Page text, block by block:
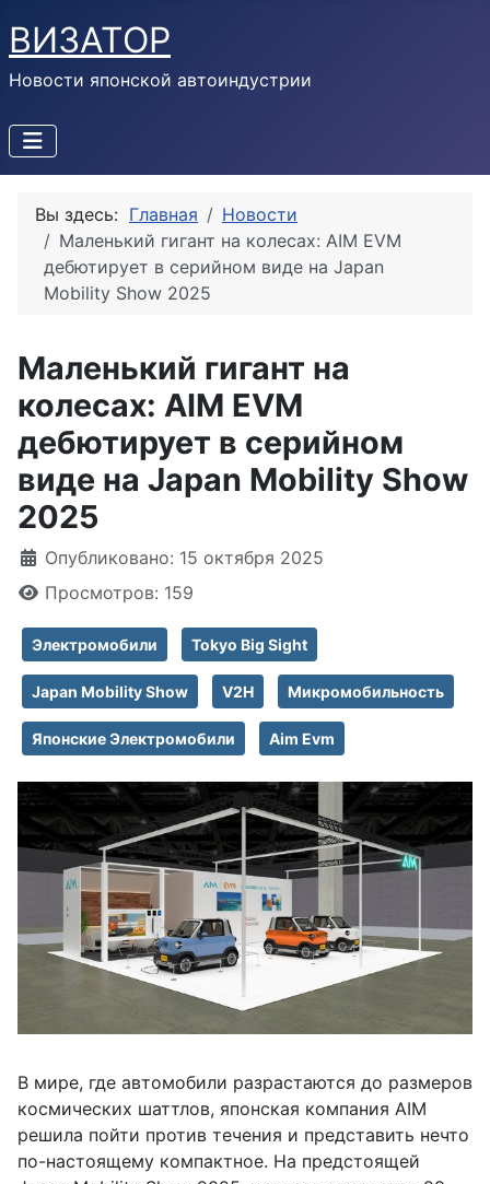
ВИЗАТОР
Новости японской автоиндустрии
Вы здесь: Главная
Новости
Маленький гигант на колесах: AIM EVM
дебютирует в серийном виде на Japan
Mobility Show 2025
Маленький гигант на
колесах: AIM EVM
дебютирует в серийном
виде на Japan Mobility Show
2025
Информация о материале
Опубликовано: 15 октября 2025
Просмотров: 159
Электромобили Tokyo Big Sight
Japan Mobility Show V2H Микромобильность
Японские Электромобили Aim Evm
В мире, где автомобили разрастаются до размеров
космических шаттлов, японская компания AIM
решила пойти против течения и представить нечто
по-настоящему компактное. На предстоящей